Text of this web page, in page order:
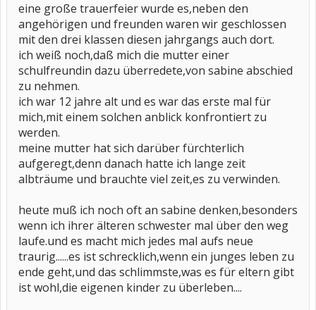
eine große trauerfeier wurde es,neben den
angehörigen und freunden waren wir geschlossen
mit den drei klassen diesen jahrgangs auch dort.
ich weiß noch,daß mich die mutter einer
schulfreundin dazu überredete,von sabine abschied
zu nehmen.
ich war 12 jahre alt und es war das erste mal für
mich,mit einem solchen anblick konfrontiert zu
werden.
meine mutter hat sich darüber fürchterlich
aufgeregt,denn danach hatte ich lange zeit
albträume und brauchte viel zeit,es zu verwinden.
heute muß ich noch oft an sabine denken,besonders
wenn ich ihrer älteren schwester mal über den weg
laufe.und es macht mich jedes mal aufs neue
traurig......es ist schrecklich,wenn ein junges leben zu
ende geht,und das schlimmste,was es für eltern gibt
ist wohl,die eigenen kinder zu überleben....